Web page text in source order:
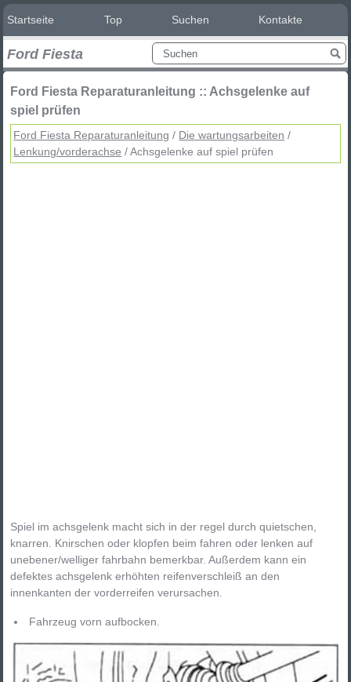
Startseite Top Suchen Kontakte
Ford Fiesta
Ford Fiesta Reparaturanleitung :: Achsgelenke auf
spiel prüfen
Ford Fiesta Reparaturanleitung / Die wartungsarbeiten /
Lenkung/vorderachse / Achsgelenke auf spiel prüfen
Spiel im achsgelenk macht sich in der regel durch quietschen,
knarren. Knirschen oder klopfen beim fahren oder lenken auf
unebener/welliger fahrbahn bemerkbar. Außerdem kann ein
defektes achsgelenk erhöhten reifenverschleiß an den
innenkanten der vorderreifen verursachen.
Fahrzeug vorn aufbocken.